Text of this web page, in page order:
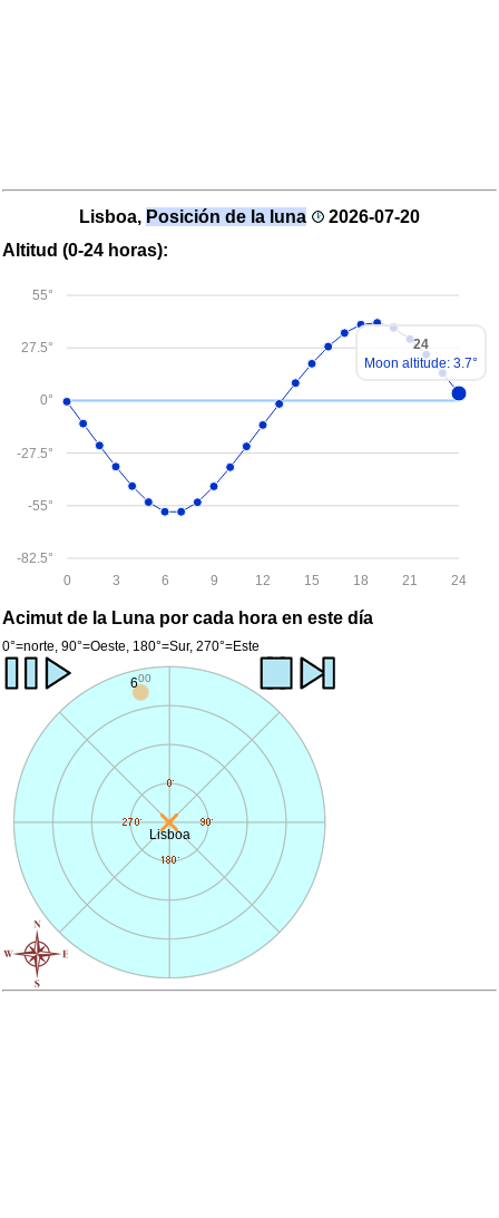
Lisboa, Posición de la luna
2026-07-20
Altitud (0-24 horas):
-82.5°
-55°
-27.5°
0°
27.5°
55°
24
21
18
15
12
9
6
3
0
24
Moon altitude: 3.7°
Acimut de la Luna por cada hora en este día
0°=norte, 90°=Oeste, 180°=Sur, 270°=Este
Lisboa
600